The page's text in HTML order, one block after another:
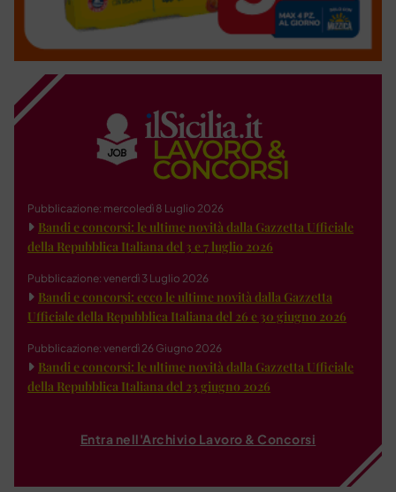
Pubblicazione: mercoledì 8 Luglio 2026
Bandi e concorsi: le ultime novità dalla Gazzetta Ufficiale
della Repubblica Italiana del 3 e 7 luglio 2026
Pubblicazione: venerdì 3 Luglio 2026
Bandi e concorsi: ecco le ultime novità dalla Gazzetta
Ufficiale della Repubblica Italiana del 26 e 30 giugno 2026
Pubblicazione: venerdì 26 Giugno 2026
Bandi e concorsi: le ultime novità dalla Gazzetta Ufficiale
della Repubblica Italiana del 23 giugno 2026
Entra nell'Archivio Lavoro & Concorsi